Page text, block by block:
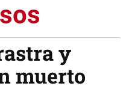
y
muerto